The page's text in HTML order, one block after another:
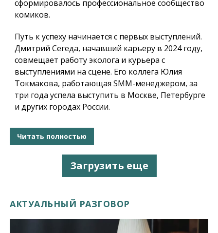
сформировалось профессиональное сообщество
комиков.
Путь к успеху начинается с первых выступлений.
Дмитрий Сегеда, начавший карьеру в 2024 году,
совмещает работу эколога и курьера с
выступлениями на сцене. Его коллега Юлия
Токмакова, работающая SMM-менеджером, за
три года успела выступить в Москве, Петербурге
и других городах России.
Читать полностью
Загрузить еще
АКТУАЛЬНЫЙ РАЗГОВОР